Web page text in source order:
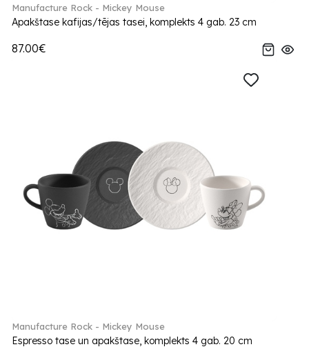
Manufacture Rock - Mickey Mouse
Apakštase kafijas/tējas tasei, komplekts 4 gab. 23 cm
87.00€
Manufacture Rock - Mickey Mouse
Espresso tase un apakštase, komplekts 4 gab. 20 cm